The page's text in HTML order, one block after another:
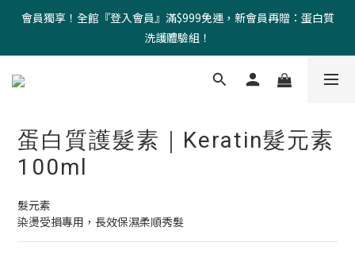
會員獨享！全館『登入會員』滿$999免運，新會員再贈：蛋白質
洗護體驗組！
蛋白質護髮素｜Keratin髮元素
100ml
髮元素
染燙受損專用，長效保濕柔順秀髮